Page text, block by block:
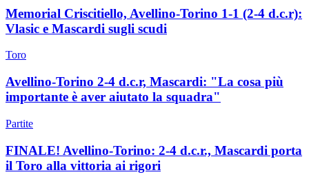
Memorial Criscitiello, Avellino-Torino 1-1 (2-4 d.c.r):
Vlasic e Mascardi sugli scudi
Toro
Avellino-Torino 2-4 d.c.r, Mascardi: "La cosa più
importante è aver aiutato la squadra"
Partite
FINALE! Avellino-Torino: 2-4 d.c.r., Mascardi porta
il Toro alla vittoria ai rigori